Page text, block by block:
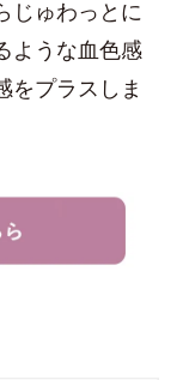
じゅわっとに
ような血色感
をプラスしま